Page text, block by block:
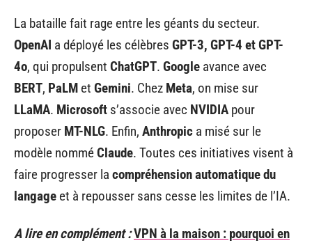
La bataille fait rage entre les géants du secteur.
OpenAI a déployé les célèbres GPT-3, GPT-4 et GPT-
4o, qui propulsent ChatGPT. Google avance avec
BERT, PaLM et Gemini. Chez Meta, on mise sur
LLaMA. Microsoft s’associe avec NVIDIA pour
proposer MT-NLG. Enfin, Anthropic a misé sur le
modèle nomméClaude. Toutes ces initiatives visent à
faire progresser la compréhension automatique du
langage et à repousser sans cesse les limites de l’IA.
A lire en complément :VPN à la maison : pourquoi en